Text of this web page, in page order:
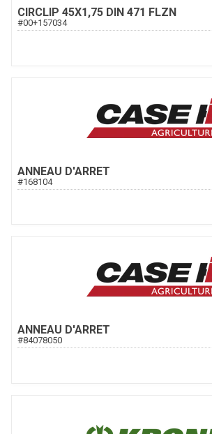
CIRCLIP 45X1,75 DIN 471 FLZN
#00+157034
ANNEAU D'ARRET
#168104
ANNEAU D'ARRET
#84078050